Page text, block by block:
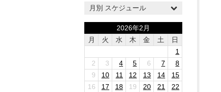
月別 スケジュール
2026年2月
月
火 水 木 金 土
日
1
2
3 4 5 6 7
8
9
10 11 12 13 14
15
16
17 18 19 20 21
22